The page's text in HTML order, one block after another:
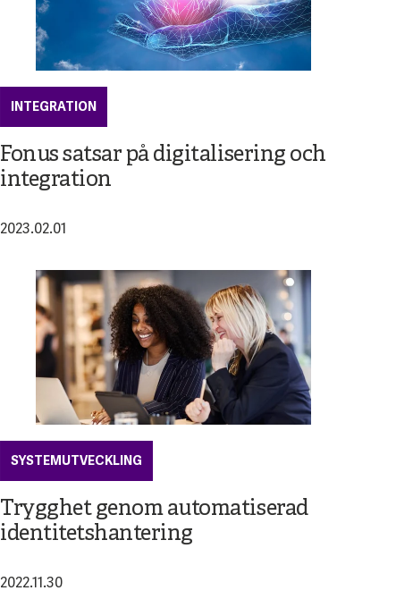
INTEGRATION
Fonus satsar på digitalisering och
integration
2023.02.01
SYSTEMUTVECKLING
Trygghet genom automatiserad
identitetshantering
2022.11.30